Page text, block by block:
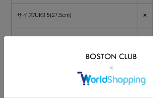
サイズ/UK9.5(27.5cm) ×
サイズ/UK10(28.0cm) ×